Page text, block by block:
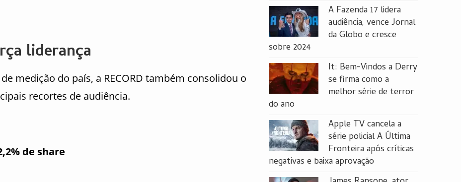
liderança
medição do país, a RECORD também consolidou o
recortes de audiência.
de share
A Fazenda 17 lidera
audiência, vence Jornal
da Globo e cresce
sobre 2024
It: Bem-Vindos a Derry
se firma como a
melhor série de terror
do ano
Apple TV cancela a
série policial A Última
Fronteira após críticas
negativas e baixa aprovação